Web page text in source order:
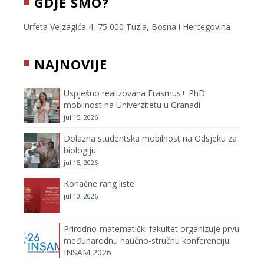
e
o
o
k
t
e
r
t
r
T
e
e
Urfeta Vejzagića 4, 75 000 Tuzla, Bosna i Hercegovina
NAJNOVIJE
Uspješno realizovana Erasmus+ PhD
mobilnost na Univerzitetu u Granadi
jul 15, 2026
Dolazna studentska mobilnost na Odsjeku za
biologiju
jul 15, 2026
Konačne rang liste
jul 10, 2026
Prirodno-matematički fakultet organizuje prvu
međunarodnu naučno-stručnu konferenciju
INSAM 2026